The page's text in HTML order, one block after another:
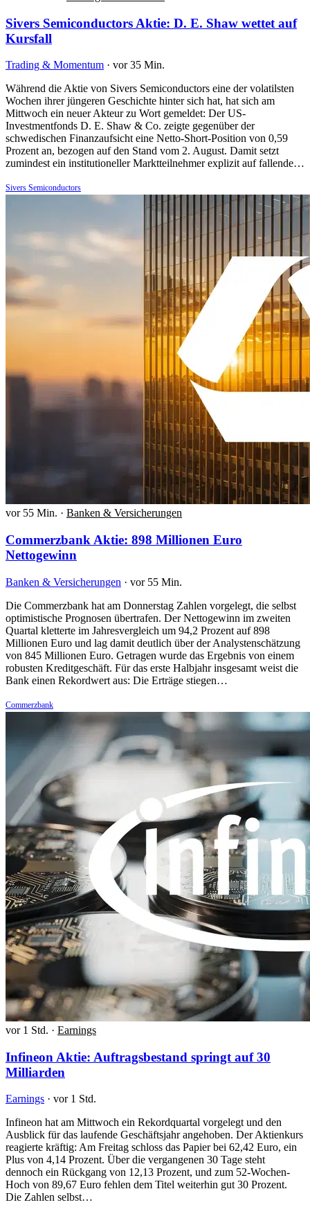
Sivers Semiconductors Aktie: D. E. Shaw wettet auf
Kursfall
Trading & Momentum · vor 35 Min.
Während die Aktie von Sivers Semiconductors eine der volatilsten
Wochen ihrer jüngeren Geschichte hinter sich hat, hat sich am
Mittwoch ein neuer Akteur zu Wort gemeldet: Der US-
Investmentfonds D. E. Shaw & Co. zeigte gegenüber der
schwedischen Finanzaufsicht eine Netto-Short-Position von 0,59
Prozent an, bezogen auf den Stand vom 2. August. Damit setzt
zumindest ein institutioneller Marktteilnehmer explizit auf fallende…
Sivers Semiconductors
vor 55 Min. · Banken & Versicherungen
Commerzbank Aktie: 898 Millionen Euro
Nettogewinn
Banken & Versicherungen · vor 55 Min.
Die Commerzbank hat am Donnerstag Zahlen vorgelegt, die selbst
optimistische Prognosen übertrafen. Der Nettogewinn im zweiten
Quartal kletterte im Jahresvergleich um 94,2 Prozent auf 898
Millionen Euro und lag damit deutlich über der Analystenschätzung
von 845 Millionen Euro. Getragen wurde das Ergebnis von einem
robusten Kreditgeschäft. Für das erste Halbjahr insgesamt weist die
Bank einen Rekordwert aus: Die Erträge stiegen…
Commerzbank
vor 1 Std. · Earnings
Infineon Aktie: Auftragsbestand springt auf 30
Milliarden
Earnings · vor 1 Std.
Infineon hat am Mittwoch ein Rekordquartal vorgelegt und den
Ausblick für das laufende Geschäftsjahr angehoben. Der Aktienkurs
reagierte kräftig: Am Freitag schloss das Papier bei 62,42 Euro, ein
Plus von 4,14 Prozent. Über die vergangenen 30 Tage steht
dennoch ein Rückgang von 12,13 Prozent, und zum 52-Wochen-
Hoch von 89,67 Euro fehlen dem Titel weiterhin gut 30 Prozent.
Die Zahlen selbst…